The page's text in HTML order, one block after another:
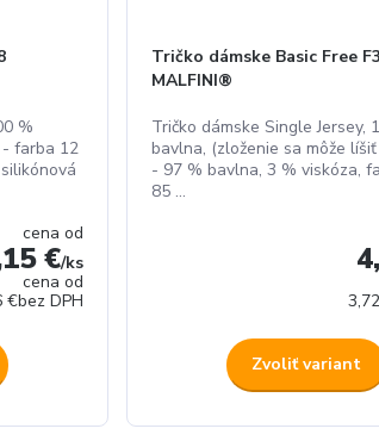
%
- farba 12
cena od
€/ks
cena od
€bez DPH
Tričko dámske Basic Free
MALFINI®
Tričko dámske Single Jersey,
bavlna, (zloženie sa môže
- 97 % bavlna, 3 % viskóza,
85 ...
Zvoliť variant